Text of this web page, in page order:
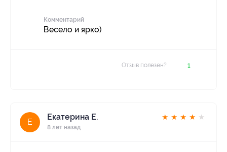
Комментарий
Весело и ярко)
Отзыв полезен? 1
Е
Екатерина Е.
8 лет назад
★ ★ ★ ★ ★